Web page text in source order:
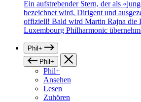
Ein aufstrebender Stern, der als
bezeichnet wird, Dirigent und
offiziell! Bald wird Martin Rajna die
Luxembourg Philharmonic
Phil+
Phil+
Phil+
Ansehen
Lesen
Zuhören